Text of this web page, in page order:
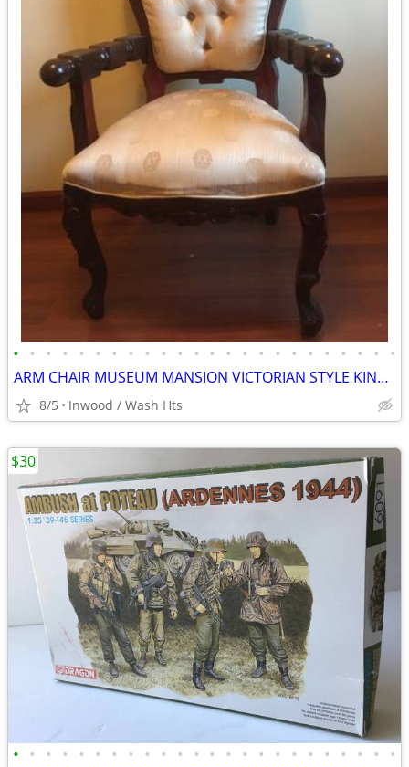
• • • • • • • • • • • • • • • • • • • • • • • •
ARM CHAIR MUSEUM MANSION VICTORIAN STYLE KING QUEEN LUXARY COZY
8/5 Inwood / Wash Hts
• • • • • • • • • • • • • • • • • • • • • • • •
$30